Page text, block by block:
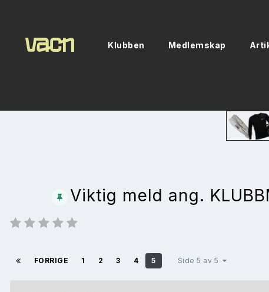
Klubben Medlemskap
Viktig meld ang.
FORRIGE 1 2 3 4 5 Side 5 av 5